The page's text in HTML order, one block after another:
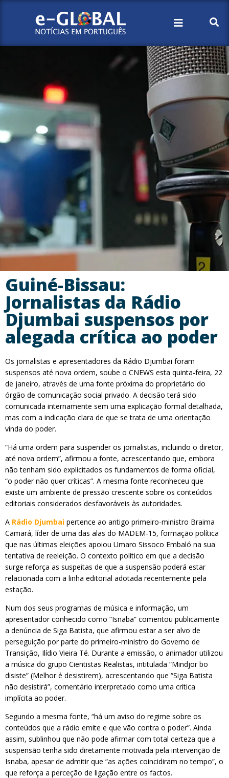
Guiné-Bissau:
Jornalistas da Rádio
Djumbai suspensos por
alegada crítica ao poder
Os jornalistas e apresentadores da Rádio Djumbai foram
suspensos até nova ordem, soube o CNEWS esta quinta-feira, 22
de janeiro, através de uma fonte próxima do proprietário do
órgão de comunicação social privado. A decisão terá sido
comunicada internamente sem uma explicação formal detalhada,
mas com a indicação clara de que se trata de uma orientação
vinda do poder.
“Há uma ordem para suspender os jornalistas, incluindo o diretor,
até nova ordem”, afirmou a fonte, acrescentando que, embora
não tenham sido explicitados os fundamentos de forma oficial,
“o poder não quer críticas”. A mesma fonte reconheceu que
existe um ambiente de pressão crescente sobre os conteúdos
editoriais considerados desfavoráveis às autoridades.
A Rádio Djumbai pertence ao antigo primeiro-ministro Braima
Camará, líder de uma das alas do MADEM-15, formação política
que nas últimas eleições apoiou Umaro Sissoco Embaló na sua
tentativa de reeleição. O contexto político em que a decisão
surge reforça as suspeitas de que a suspensão poderá estar
relacionada com a linha editorial adotada recentemente pela
estação.
Num dos seus programas de música e informação, um
apresentador conhecido como “Isnaba” comentou publicamente
a denúncia de Siga Batista, que afirmou estar a ser alvo de
perseguição por parte do primeiro-ministro do Governo de
Transição, Ilídio Vieira Té. Durante a emissão, o animador utilizou
a música do grupo Cientistas Realistas, intitulada “Mindjor bo
disiste” (Melhor é desistirem), acrescentando que “Siga Batista
não desistirá”, comentário interpretado como uma crítica
implícita ao poder.
Segundo a mesma fonte, “há um aviso do regime sobre os
conteúdos que a rádio emite e que vão contra o poder”. Ainda
assim, sublinhou que não pode afirmar com total certeza que a
suspensão tenha sido diretamente motivada pela intervenção de
Isnaba, apesar de admitir que “as ações coincidiram no tempo”, o
que reforça a perceção de ligação entre os factos.